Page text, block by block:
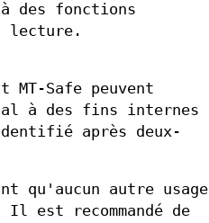
des fonctions
lecture.
Safe peuvent
à des fins internes
après deux-
qu'aucun autre usage
est recommandé de